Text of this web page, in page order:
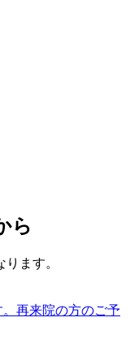
ら
ます。